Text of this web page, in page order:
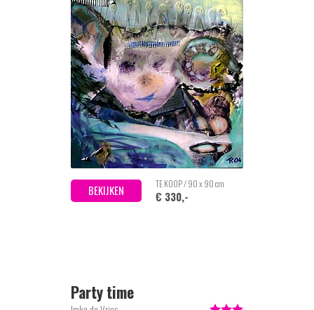
BEKIJKEN TE KOOP / 90 x 90 cm
€ 330,-
Party time